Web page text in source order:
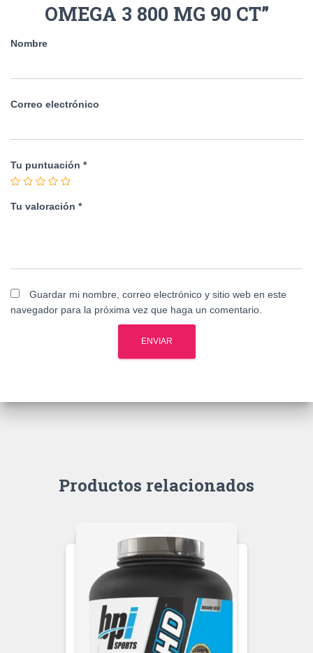
OMEGA 3 800 MG 90 CT”
Nombre
Correo electrónico
Tu puntuación *
Tu valoración *
Guardar mi nombre, correo electrónico y sitio web en este
navegador para la próxima vez que haga un comentario.
Productos relacionados